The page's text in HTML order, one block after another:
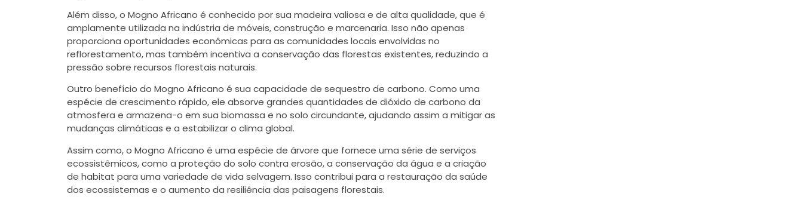
Além disso, o Mogno Africano é conhecido por sua madeira valiosa e de alta qualidade, que é
amplamente utilizada na indústria de móveis, construção e marcenaria. Isso não apenas
proporciona oportunidades econômicas para as comunidades locais envolvidas no
reflorestamento, mas também incentiva a conservação das florestas existentes, reduzindo a
pressão sobre recursos florestais naturais.
Outro benefício do Mogno Africano é sua capacidade de sequestro de carbono. Como uma
espécie de crescimento rápido, ele absorve grandes quantidades de dióxido de carbono da
atmosfera e armazena-o em sua biomassa e no solo circundante, ajudando assim a mitigar as
mudanças climáticas e a estabilizar o clima global.
Assim como, o Mogno Africano é uma espécie de árvore que fornece uma série de serviços
ecossistêmicos, como a proteção do solo contra erosão, a conservação da água e a criação
de habitat para uma variedade de vida selvagem. Isso contribui para a restauração da saúde
dos ecossistemas e o aumento da resiliência das paisagens florestais.